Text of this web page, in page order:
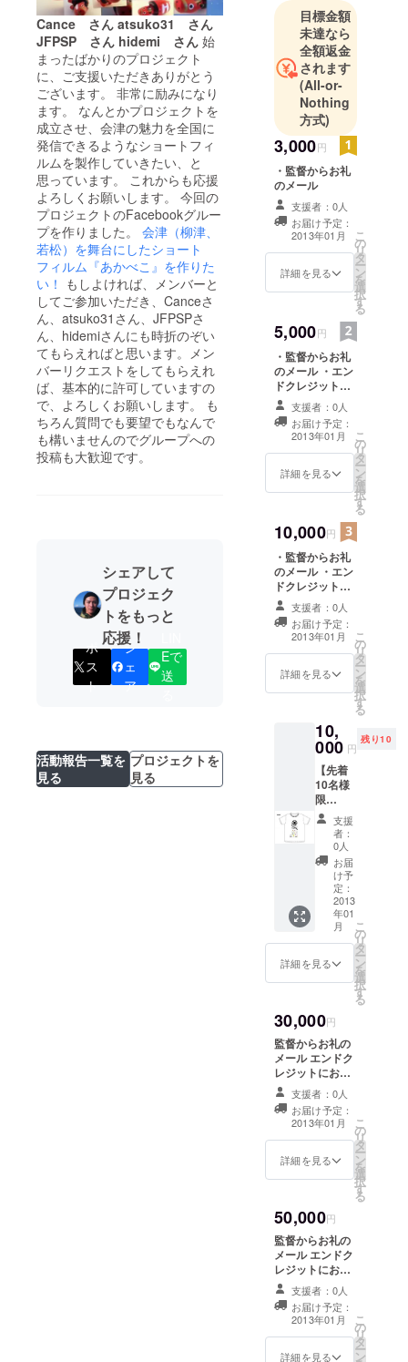
Cance さん atsuko31 さん
JFPSP さん hidemi さん 始
まったばかりのプロジェクト
に、ご支援いただきありがとう
ございます。 非常に励みになり
ます。 なんとかプロジェクトを
成立させ、会津の魅力を全国に
発信できるようなショートフィ
ルムを製作していきたい、と
思っています。 これからも応援
よろしくお願いします。 今回の
プロジェクトのFacebookグルー
プを作りました。 会津（柳津、
若松）を舞台にしたショート
フィルム『あかべこ』を作りた
い！ もしよければ、メンバーと
してご参加いただき、Canceさ
ん、atsuko31さん、JFPSPさ
ん、hidemiさんにも時折のぞい
てもらえればと思います。メン
バーリクエストをしてもらえれ
ば、基本的に許可していますの
で、よろしくお願いします。 も
ちろん質問でも要望でもなんで
も構いませんのでグループへの
投稿も大歓迎です。
シェアして
プロジェク
トをもっと
応援！
ポ
ス
ト
シ
ェ
ア
Eで
送
活動報告一覧を
見る
プロジェクトを
見る
目標金額
未達なら
全額返金
されます
(All-or-
Nothing
方式)
3,000円
・監督からお礼
のメール
支援者：0人
お届け予定：
2013年01月
詳細を見る
こ
の
リ
タ
ー
ン
を
選
択
す
る
5,000円
・監督からお礼
のメール ・エン
ドクレジットに
お名前（小）を
記載します。 ・
完成ＤＶＤ
支援者：0人
お届け予定：
2013年01月
詳細を見る
こ
の
リ
タ
ー
ン
を
選
択
す
る
10,000円
・監督からお礼
のメール ・エン
ドクレジットに
お名前（中）を
記載します。 ・
監督の直筆メッ
セージ入り完成
ＤＶＤ ・赤べこ
ストラップ
支援者：0人
お届け予定：
2013年01月
詳細を見る
こ
の
リ
タ
ー
ン
を
選
択
す
る
10,
000 円
残り10
【先着
10名様
限
り！！
】 【旅
もじゃ
×FAAV
O限定リ
ターン
品！】
通常の
10,000
円のリ
ターン
品に加
え、 ・
じゃス
テッ
カー ・
旅も
じゃ
×FAAV
O特性T
シャツ
（S/M/L
ご希望
のTシャ
支援時
の“備考
欄”にて
お知ら
せ下さ
い。
支援
者：
0人
お届
け予
定：
2013
年01
月
詳細を見る
こ
の
リ
タ
ー
ン
を
選
択
す
る
30,000円
監督からお礼の
メール エンドク
レジットにお名
前（大）の記載
赤べこストラッ
プ 監督・出演者
らの直筆メッ
セージ入り完成
DVD 完成試写会
支援者：0人
お届け予定：
2013年01月
詳細を見る
こ
の
リ
タ
ー
ン
を
選
択
す
る
50,000円
監督からお礼の
メール エンドク
レジットにお名
前（特大）の記
載（会社名、ロ
ゴも可） 赤べこ
ストラップ 監
督・出演者らの
直筆メッセージ
支援者：0人
お届け予定：
2013年01月
詳細を見る
こ
の
リ
タ
ー
ン